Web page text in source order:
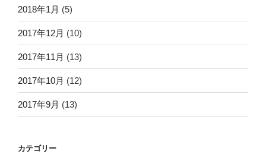
2018年1月 (5)
2017年12月 (10)
2017年11月 (13)
2017年10月 (12)
2017年9月 (13)
カテゴリー